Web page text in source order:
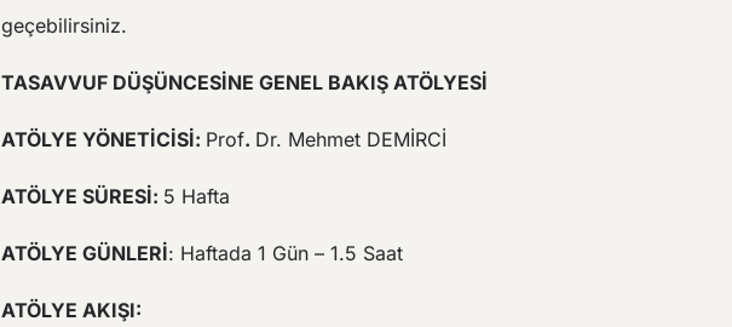
geçebilirsiniz.
TASAVVUF DÜŞÜNCESİNE GENEL BAKIŞ ATÖLYESİ
ATÖLYE YÖNETİCİSİ: Prof. Dr. Mehmet DEMİRCİ
ATÖLYE SÜRESİ: 5 Hafta
ATÖLYE GÜNLERİ: Haftada 1 Gün – 1.5 Saat
ATÖLYE AKIŞI: